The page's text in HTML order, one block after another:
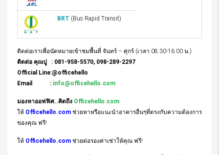
BRT (Bus Rapid Transit)
ติดต่อเราเพื่อนัดหมายเข้าชมพื้นที่ จันทร์ – ศุกร์ (เวลา 08.30-16.00 น.)
ติดต่อ คุณปู : 081-958-5570, 098-289-2297
Official Line:@officehello
Email : info@officehello.com
มองหาออฟฟิศ..คิดถึง Officehello.com
ให้ Officehello.com ช่วยหาหรือแนะนำอาคารอื่นๆที่ตรงกับความต้องการ
ของคุณ ฟรี!
ให้ Officehello.com ช่วยต่อรองค่าเช่าให้คุณ ฟรี!